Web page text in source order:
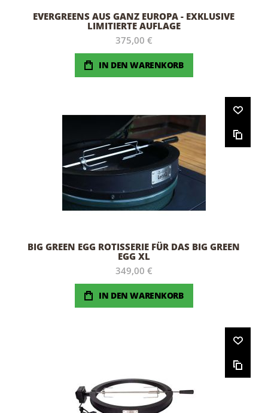
EVERGREENS AUS GANZ EUROPA - EXKLUSIVE
LIMITIERTE AUFLAGE
375,00 €
IN DEN WARENKORB
BIG GREEN EGG ROTISSERIE FÜR DAS BIG GREEN
EGG XL
349,00 €
IN DEN WARENKORB